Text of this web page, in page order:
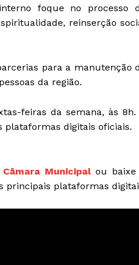
foque no processo
reinserção
para a manutenção
da região.
feiras da semana, às 8h.
plataformas digitais oficiais.
Câmara Municipalou baixe
principais plataformas